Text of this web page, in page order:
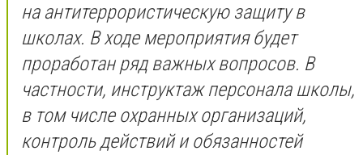
на антитеррористическую защиту в
школах. В ходе мероприятия будет
проработан ряд важных вопросов. В
частности, инструктаж персонала школы,
в том числе охранных организаций,
контроль действий и обязанностей